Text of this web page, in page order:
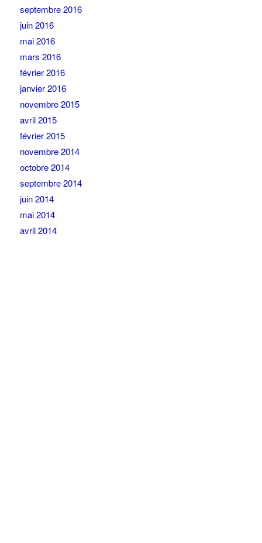
septembre 2016
juin 2016
mai 2016
mars 2016
février 2016
janvier 2016
novembre 2015
avril 2015
février 2015
novembre 2014
octobre 2014
septembre 2014
juin 2014
mai 2014
avril 2014